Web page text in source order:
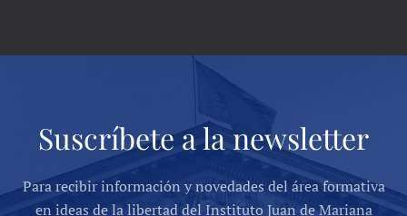
Suscríbete a la newsletter
Para recibir información y novedades del área formativa
en ideas de la libertad del Instituto Juan de Mariana